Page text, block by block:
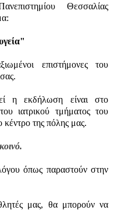
Θεσσαλίας
επιστήμονες του
η εκδήλωση είναι στο
ιατρικού τμήματος του
της πόλης μας.
όπως παραστούν στην
μας, θα μπορούν να